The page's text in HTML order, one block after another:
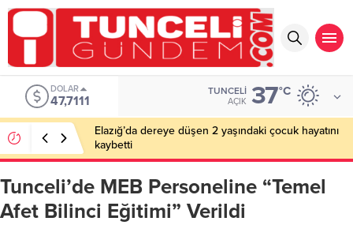
EURO
55,1881
TUNCELI
AÇIK 37°C
Elazığ’da dereye düşen 2 yaşındaki çocuk hayatını
kaybetti
Tunceli’de MEB Personeline “Temel
Afet Bilinci Eğitimi” Verildi